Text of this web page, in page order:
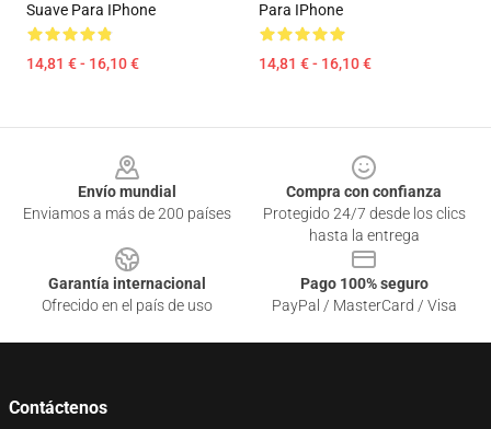
Suave Para IPhone
14,81 € - 16,10 €
Para IPhone
14,81 € - 16,10 €
Envío mundial
Enviamos a más de 200 países
Compra con confianza
Protegido 24/7 desde los clics
hasta la entrega
Garantía internacional
Ofrecido en el país de uso
Pago 100% seguro
PayPal / MasterCard / Visa
Contáctenos